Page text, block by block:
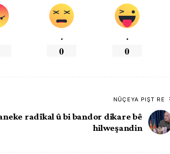
.
0
.
0
NÛÇEYA PIŞT RE
radîkal û bi bandor dikare bê
hilweşandin